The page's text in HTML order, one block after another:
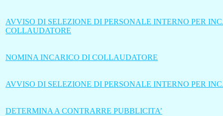
AVVISO DI SELEZIONE DI PERSONALE INTERNO PER
COLLAUDATORE
NOMINA INCARICO DI COLLAUDATORE
AVVISO DI SELEZIONE DI PERSONALE INTERNO PER
DETERMINA A CONTRARRE PUBBLICITA’